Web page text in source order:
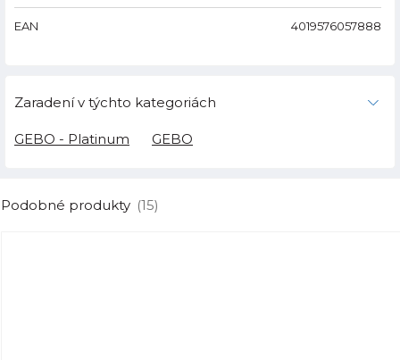
EAN 4019576057888
Zaradení v týchto kategoriách
GEBO - Platinum GEBO
Podobné produkty (15)